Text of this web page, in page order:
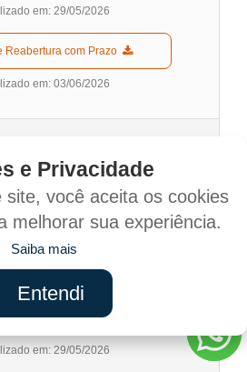
em: 29/05/2026
Reabertura com Prazo
em: 03/06/2026
componentes e acessórios de
genuínas e paralelas de 1ª linha,
  Edital e Anexos
em: 29/05/2026
e Privacidade
site, você aceita os cookies
melhorar sua experiência.
Saiba mais
Entendi